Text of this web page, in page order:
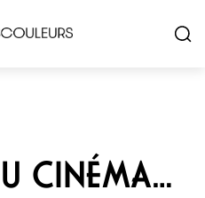
CINÉMA…